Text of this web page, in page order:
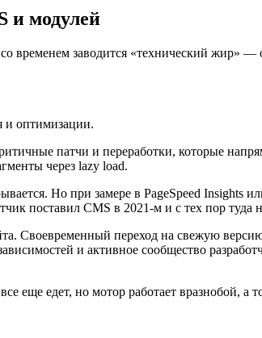
и модулей
временем заводится «технический жир»
и оптимизации.
патчи и переработки, которые
через lazy load.
Но при замере в PageSpeed Insights
поставил CMS в 2021-м и с тех пор туда
Своевременный переход на свежую
и активное сообщество
еще едет, но мотор работает вразнобой, а